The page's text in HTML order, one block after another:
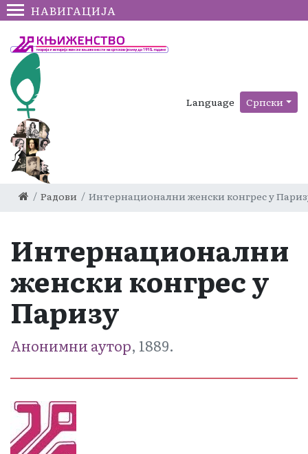
НАВИГАЦИЈА
Language Српски
Радови Интернационални женски конгрес у
Интернационални
женски конгрес у
Паризу
Анонимни аутор, 1889.